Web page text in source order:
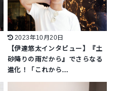
2023年10月20日
【伊達悠太インタビュー】『土
砂降りの雨だから』でさらなる
進化！「これから…